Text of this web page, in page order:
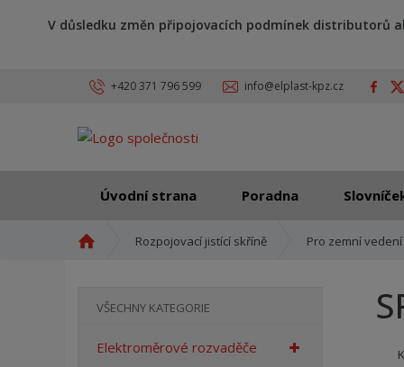
V důsledku změn připojovacích podmínek distributorů
+420 371 796 599 info@elplast-kpz.cz
Úvodní strana Poradna
s
Rozpojovací jistící skříně Pro zemní vedení
VŠECHNY KATEGORIE
Elektroměrové rozvaděče